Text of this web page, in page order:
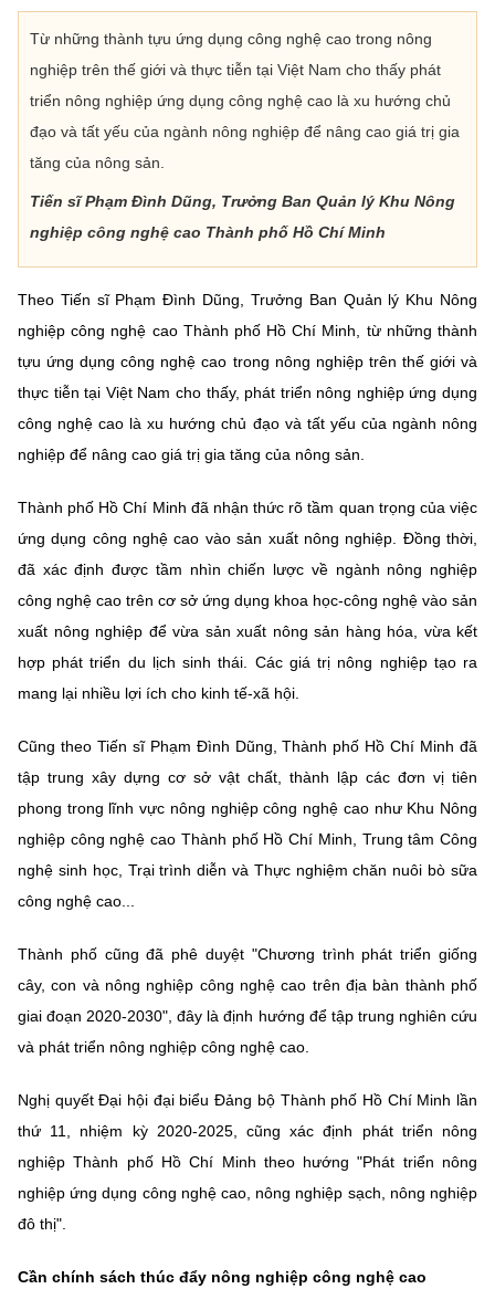
Từ những thành tựu ứng dụng công nghệ cao trong nông
nghiệp trên thế giới và thực tiễn tại Việt Nam cho thấy phát
triển nông nghiệp ứng dụng công nghệ cao là xu hướng chủ
đạo và tất yếu của ngành nông nghiệp để nâng cao giá trị gia
tăng của nông sản.
Tiến sĩ Phạm Đình Dũng, Trưởng Ban Quản lý Khu Nông
nghiệp công nghệ cao Thành phố Hồ Chí Minh
Theo Tiến sĩ Phạm Đình Dũng, Trưởng Ban Quản lý Khu Nông
nghiệp công nghệ cao Thành phố Hồ Chí Minh, từ những thành
tựu ứng dụng công nghệ cao trong nông nghiệp trên thế giới và
thực tiễn tại Việt Nam cho thấy, phát triển nông nghiệp ứng dụng
công nghệ cao là xu hướng chủ đạo và tất yếu của ngành nông
nghiệp để nâng cao giá trị gia tăng của nông sản.
Thành phố Hồ Chí Minh đã nhận thức rõ tầm quan trọng của việc
ứng dụng công nghệ cao vào sản xuất nông nghiệp. Đồng thời,
đã xác định được tầm nhìn chiến lược về ngành nông nghiệp
công nghệ cao trên cơ sở ứng dụng khoa học-công nghệ vào sản
xuất nông nghiệp để vừa sản xuất nông sản hàng hóa, vừa kết
hợp phát triển du lịch sinh thái. Các giá trị nông nghiệp tạo ra
mang lại nhiều lợi ích cho kinh tế-xã hội.
Cũng theo Tiến sĩ Phạm Đình Dũng, Thành phố Hồ Chí Minh đã
tập trung xây dựng cơ sở vật chất, thành lập các đơn vị tiên
phong trong lĩnh vực nông nghiệp công nghệ cao như Khu Nông
nghiệp công nghệ cao Thành phố Hồ Chí Minh, Trung tâm Công
nghệ sinh học, Trại trình diễn và Thực nghiệm chăn nuôi bò sữa
công nghệ cao...
Thành phố cũng đã phê duyệt "Chương trình phát triển giống
cây, con và nông nghiệp công nghệ cao trên địa bàn thành phố
giai đoạn 2020-2030", đây là định hướng để tập trung nghiên cứu
và phát triển nông nghiệp công nghệ cao.
Nghị quyết Đại hội đại biểu Đảng bộ Thành phố Hồ Chí Minh lần
thứ 11, nhiệm kỳ 2020-2025, cũng xác định phát triển nông
nghiệp Thành phố Hồ Chí Minh theo hướng "Phát triển nông
nghiệp ứng dụng công nghệ cao, nông nghiệp sạch, nông nghiệp
đô thị".
Cần chính sách thúc đẩy nông nghiệp công nghệ cao